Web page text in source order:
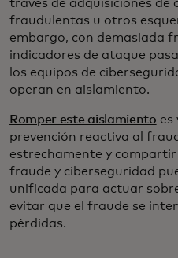
través de adquisiciones de
fraudulentas u otros
embargo, con demasiada
indicadores de ataque
los equipos de
operan en aislamiento.
Romper este aislamiento es
prevención reactiva al
estrechamente y
fraude y ciberseguridad
unificada para actuar
evitar que el fraude se
pérdidas.